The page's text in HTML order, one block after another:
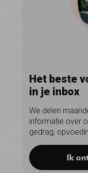
Het beste
in je inbox
We delen
informatie over
gedrag,
Ik